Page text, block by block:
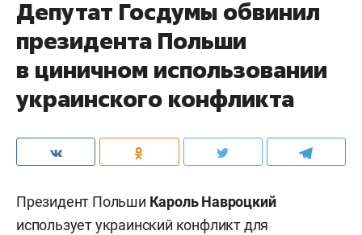
Депутат Госдумы обвинил
президента Польши
в циничном использовании
украинского конфликта
Президент Польши Кароль Навроцкий
использует украинский конфликт для